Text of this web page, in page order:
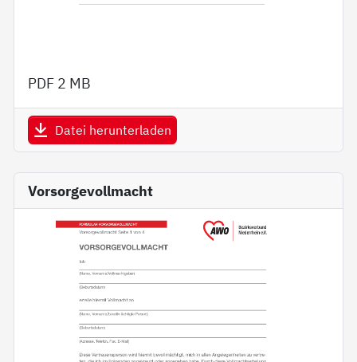
PDF 2 MB
Datei herunterladen
Vorsorgevollmacht